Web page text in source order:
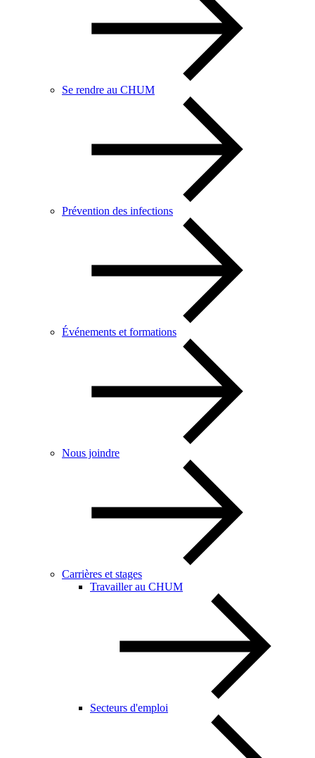
Se rendre au CHUM
Prévention des infections
Événements et formations
Nous joindre
Carrières et stages
Travailler au CHUM
Secteurs d'emploi